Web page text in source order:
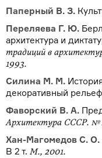
Паперный В. З.
Переляева Г. Ю.
архитектура и
традиций в
1993.
Силина М. М.
декоративный
Фаворский В. А.
Архитектура СССР. №
Хан-Магомедов С. О.
В 2 т. М., 2001.